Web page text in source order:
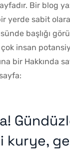
Bir blog
yerde sabit
başlığı
insan
bir Hakkında
kurye,